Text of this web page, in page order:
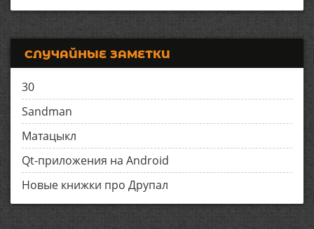
СЛУЧАЙНЫЕ ЗАМЕТКИ
30
Sandman
Матацыкл
Qt-приложения на Android
Новые книжки про Друпал